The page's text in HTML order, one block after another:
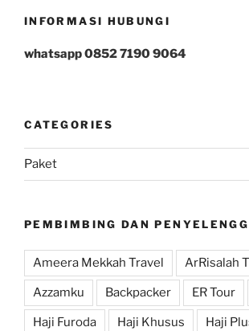
INFORMASI HUBUNGI
whatsapp 0852 7190 9064
CATEGORIES
Paket
PEMBIMBING DAN
Ameera Mekkah Travel ArRisalah
Azzamku Backpacker ER Tour
Haji Furoda Haji Khusus Haji